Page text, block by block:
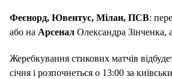
Феєнорд, Ювентус, Мілан, ПСВ:
або на Арсенал Олександра Зінченка,
Жеребкування стикових матчів
січня і розпочнеться о 13:00 за